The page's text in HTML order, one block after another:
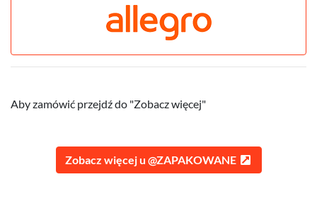
Aby zamówić przejdź do "Zobacz więcej"
Zobacz więcej u @ZAPAKOWANE